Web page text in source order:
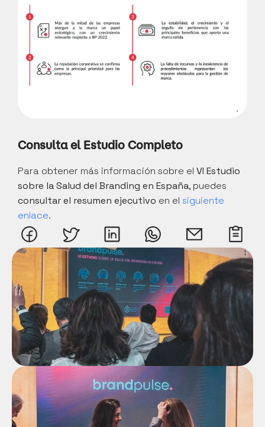
Consulta el Estudio Completo
Para obtener más información sobre el VI Estudio
sobre la Salud del Branding en España
consultar el resumen ejecutivo en el siguiente
enlace.